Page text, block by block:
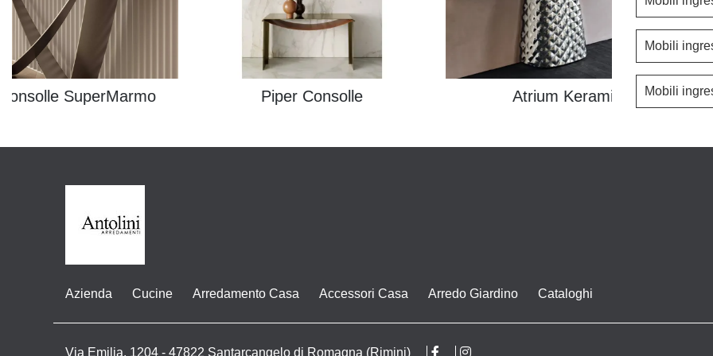
SuperMarmo Piper Consolle Atrium Keramik
Mobili
Mobili
Azienda Cucine Arredamento Casa Accessori Casa Arredo Giardino Cataloghi
Via Emilia, 1204 - 47822 Santarcangelo di Romagna (Rimini)